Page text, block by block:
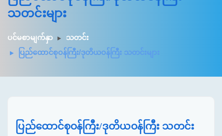
သတင်းများ
ပင်မစာမျက်နှာ
သတင်း
ပြည်ထောင်စုဝန်ကြီး/ဒုတိယဝန်ကြီး သတင်းများ
ပြည်ထောင်စုဝန်ကြီး/ဒုတိယဝန်ကြီး သတင်း